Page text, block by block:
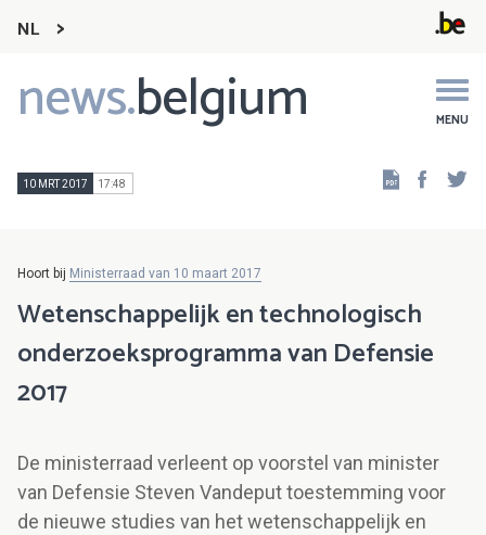
NL
news.belgium MENU
Main
navigation
10 MRT 2017 17:48
Hoort bij Ministerraad van 10 maart 2017
Wetenschappelijk en technologisch
onderzoeksprogramma van Defensie
2017
De ministerraad verleent op voorstel van minister
van Defensie Steven Vandeput toestemming voor
de nieuwe studies van het wetenschappelijk en